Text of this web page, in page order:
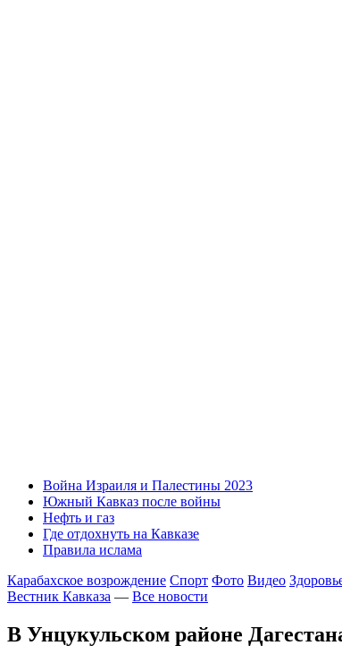
Война Израиля и Палестины 2023
Южный Кавказ после войны
Нефть и газ
Где отдохнуть на Кавказе
Правила ислама
Карабахское возрождение Спорт Фото Видео
Вестник Кавказа — Все новости
В Унцукульском районе